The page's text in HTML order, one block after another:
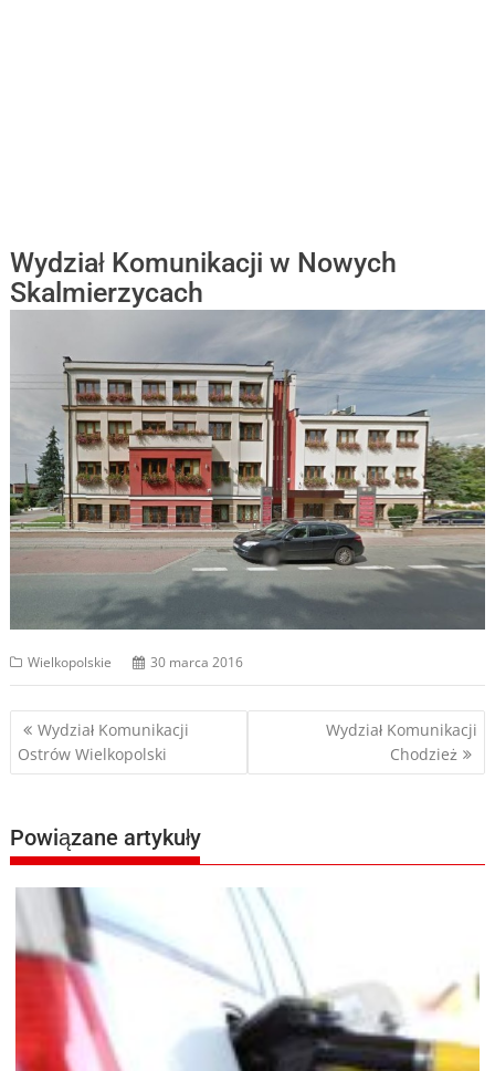
Wydział Komunikacji w Nowych
Skalmierzycach
Wielkopolskie 30 marca 2016
Nawigacja
wpisu
Wydział Komunikacji
Ostrów Wielkopolski
Wydział Komunikacji
Chodzież
Powiązane artykuły